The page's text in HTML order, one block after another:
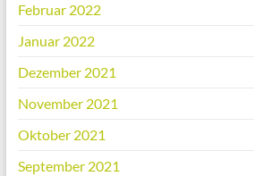
Februar 2022
Januar 2022
Dezember 2021
November 2021
Oktober 2021
September 2021